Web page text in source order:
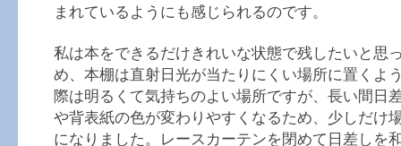
まれているようにも感じられるのです。
私は本をできるだけきれいな状態で残したいと思
め、本棚は直射日光が当たりにくい場所に置くよ
際は明るくて気持ちのよい場所ですが、長い間日
や背表紙の色が変わりやすくなるため、少しだけ
になりました。レースカーテンを閉めて日差しを